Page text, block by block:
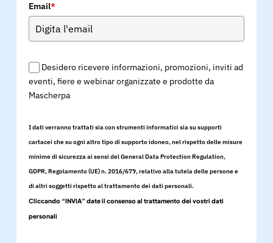
Email*
Desidero ricevere informazioni, promozioni, inviti ad
eventi, fiere e webinar organizzate e prodotte da
Mascherpa
I dati verranno trattati sia con strumenti informatici sia su supporti
cartacei che su ogni altro tipo di supporto idoneo, nel rispetto delle misure
minime di sicurezza ai sensi del General Data Protection Regulation,
GDPR, Regolamento (UE) n. 2016/679, relativo alla tutela delle persone e
di altri soggetti rispetto al trattamento dei dati personali.
Cliccando “INVIA” date il consenso al trattamento dei vostri dati
personali